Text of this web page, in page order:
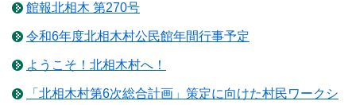
館報北相木 第270号
令和6年度北相木村公民館年間行事予定
ようこそ！北相木村へ！
「北相木村第6次総合計画」策定に向けた村民ワークシ